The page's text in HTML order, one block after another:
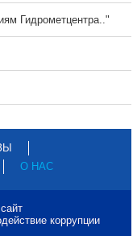
Гидрометцентра.."
О НАС
коррупции